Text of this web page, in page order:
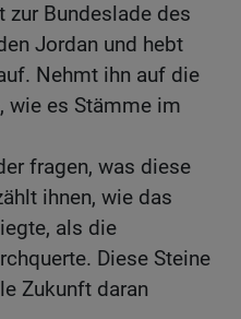
zur Bundeslade des
Jordan und hebt
Nehmt ihn auf die
wie es Stämme im
fragen, was diese
ihnen, wie das
als die
Diese Steine
Zukunft daran